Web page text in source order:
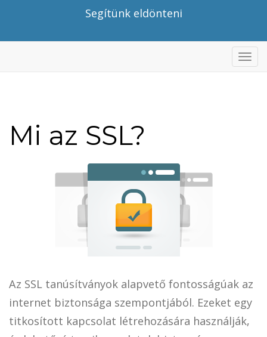
Segítünk eldönteni
Mi az SSL?
Az SSL tanúsítványok alapvető fontosságúak az
internet biztonsága szempontjából. Ezeket egy
titkosított kapcsolat létrehozására használják,